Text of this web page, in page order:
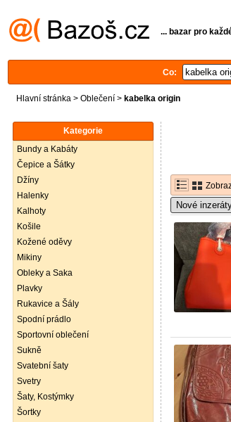
... bazar pro
Co:
Hlavní stránka > Oblečení > kabelka origin
Kategorie
Bundy a Kabáty
Čepice a Šátky
Džíny
Halenky
Kalhoty
Košile
Kožené oděvy
Mikiny
Obleky a Saka
Plavky
Rukavice a Šály
Spodní prádlo
Sportovní oblečení
Sukně
Svatební šaty
Svetry
Šaty, Kostýmky
Šortky
Nové